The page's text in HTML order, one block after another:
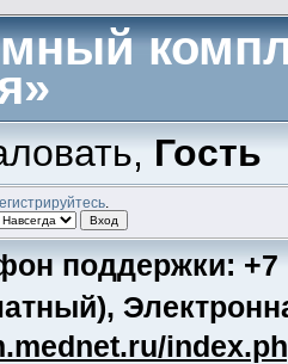
Гость
.
поддержки: +7